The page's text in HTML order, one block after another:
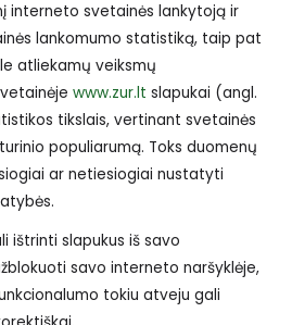
interneto svetainės lankytoją ir
lankomumo statistiką, taip pat
atliekamų veiksmų
www.zur.lt slapukai (angl.
tikslais, vertinant svetainės
populiarumą. Toks duomenų
ar netiesiogiai nustatyti
ištrinti slapukus iš savo
savo interneto naršyklėje,
tokiu atveju gali